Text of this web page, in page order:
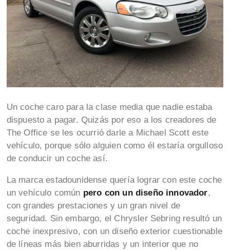
Un coche caro para la clase media que nadie estaba
dispuesto a pagar. Quizás por eso a los creadores de
The Office se les ocurrió darle a Michael Scott este
vehículo, porque sólo alguien como él estaría orgulloso
de conducir un coche así.
La marca estadounidense quería lograr con este coche
un vehículo común pero con un diseño innovador,
con grandes prestaciones y un gran nivel de
seguridad. Sin embargo, el Chrysler Sebring resultó un
coche inexpresivo, con un diseño exterior cuestionable
de líneas más bien aburridas y un interior que no